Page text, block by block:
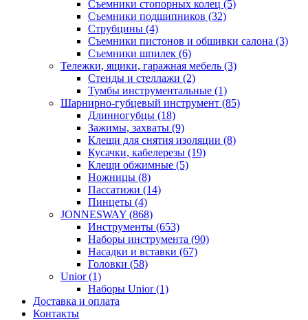
Съемники стопорных колец (5)
Съемники подшипников (32)
Струбцины (4)
Съемники пистонов и обшивки салона (3)
Съемники шпилек (6)
Тележки, ящики, гаражная мебель (3)
Cтенды и стеллажи (2)
Тумбы инструментальные (1)
Шарнирно-губцевый инструмент (85)
Длинногубцы (18)
Зажимы, захваты (9)
Клещи для снятия изоляции (8)
Кусачки, кабелерезы (19)
Клещи обжимные (5)
Ножницы (8)
Пассатижи (14)
Пинцеты (4)
JONNESWAY (868)
Инструменты (653)
Наборы инструмента (90)
Насадки и вставки (67)
Головки (58)
Unior (1)
Наборы Unior (1)
Доставка и оплата
Контакты